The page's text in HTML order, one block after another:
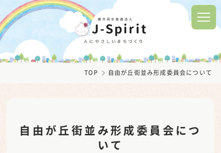
TOP 自由が丘街並み形成委員会について
自由が丘街並み形成委員会につ
いて